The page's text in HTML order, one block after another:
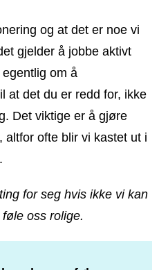
og at det er noe vi
gjelder å jobbe aktivt
om å
at det du er redd for, ikke
Det viktige er å gjøre
altfor ofte blir vi kastet ut i
for seg hvis ikke vi kan
oss rolige.